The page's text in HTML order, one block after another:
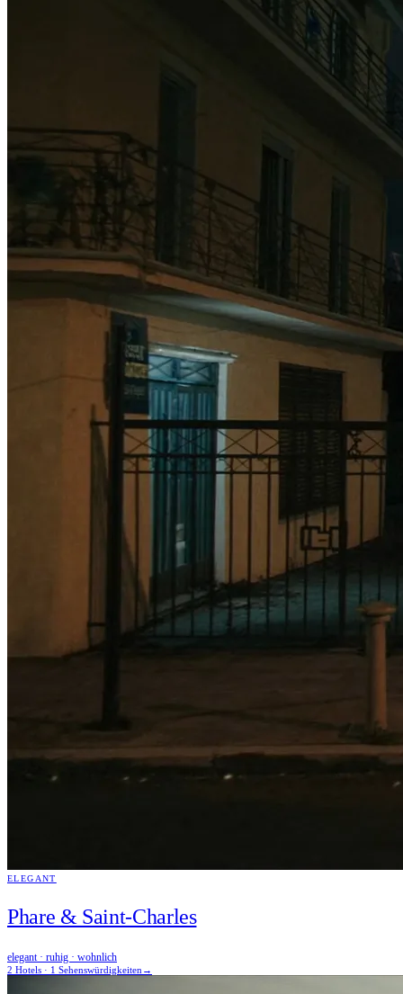
ELEGANT
Phare & Saint-Charles
elegant · ruhig · wohnlich
2 Hotels · 1 Sehenswürdigkeiten →